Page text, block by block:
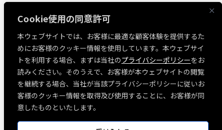
Cookie使用の同意許可
本ウェブサイトでは、お客様に最適な顧客体験を提供するた
めにお客様のクッキー情報を使用しています。本ウェブサイ
トを利用する場合、まずは当社のプライバシーポリシーをお
読みください。そのうえで、お客様が本ウェブサイトの閲覧
を継続する場合、当社が当該プライバシーポリシーに従いお
客様のクッキー情報を取得及び使用することに、お客様が同
意したものといたします。
見積依頼
お問い合わせ
MUSVI BASE ログイン
ソフトウェアリリース情報
障害・メンテナンス情報
各種規約